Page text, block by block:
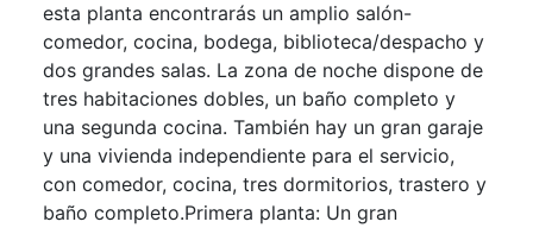
esta planta encontrarás un amplio salón-
comedor, cocina, bodega, biblioteca/despacho y
dos grandes salas. La zona de noche dispone de
tres habitaciones dobles, un baño completo y
una segunda cocina. También hay un gran garaje
y una vivienda independiente para el servicio,
con comedor, cocina, tres dormitorios, trastero y
baño completo.Primera planta: Un gran